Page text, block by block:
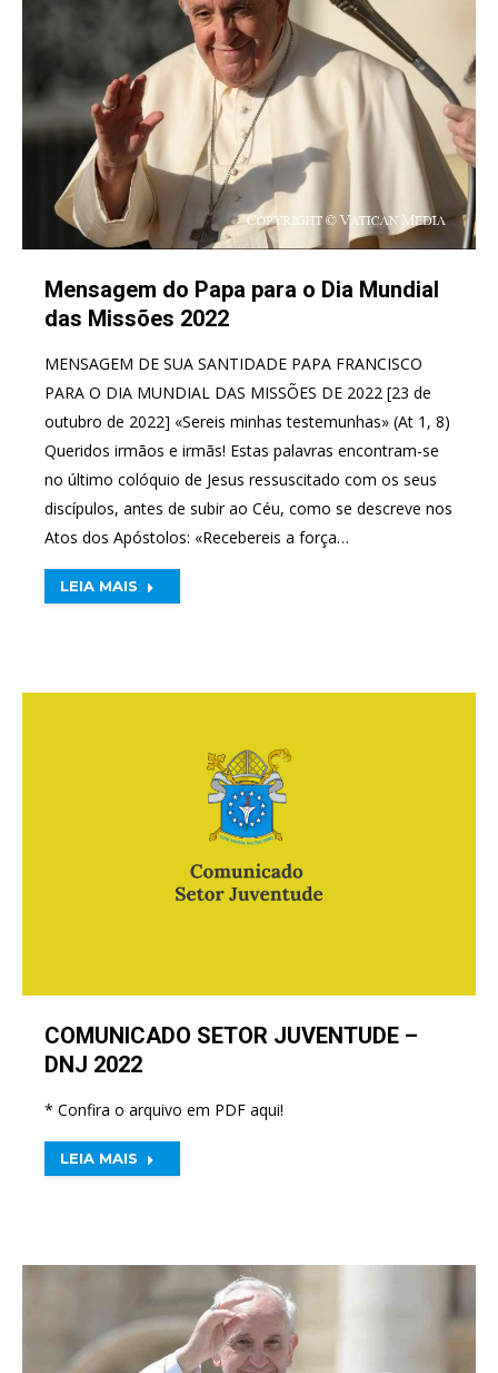
Mensagem do Papa para o Dia Mundial
das Missões 2022
MENSAGEM DE SUA SANTIDADE PAPA FRANCISCO
PARA O DIA MUNDIAL DAS MISSÕES DE 2022 [23 de
outubro de 2022] «Sereis minhas testemunhas» (At 1, 8)
Queridos irmãos e irmãs! Estas palavras encontram-se
no último colóquio de Jesus ressuscitado com os seus
discípulos, antes de subir ao Céu, como se descreve nos
Atos dos Apóstolos: «Recebereis a força…
LEIA MAIS
COMUNICADO SETOR JUVENTUDE –
DNJ 2022
* Confira o arquivo em PDF aqui!
LEIA MAIS